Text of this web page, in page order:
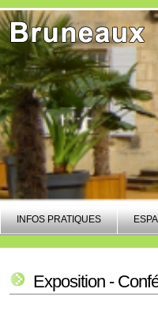
INFOS PRATIQUES
Exposition -